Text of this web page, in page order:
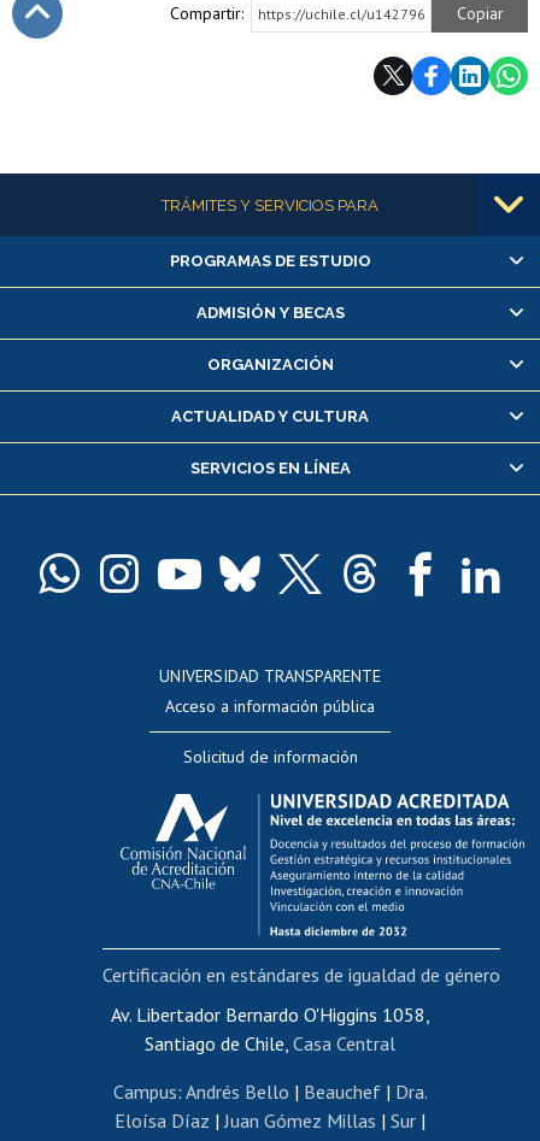
Compartir: https://uchile.cl/u142796 Copiar
Más informaciónTRÁMITES Y SERVICIOS PARA
Alumnas/os y exalumnas/os
Matrícula en línea
Inscripción y cambio de asignaturas
Consulta y certificado de notas
Servicio médico y dental
Pago de arancel y crédito alumnos
Docentes
Evaluación docente
Calificación académica
Postulación al AUCAI
Funcionarias/os
Cursos internos de capacitación
Bienestar del personal
Portal de movilidad interna
Certificado de renta
Certificado de renta honorarios
Editar páginas blancas
PROGRAMAS DE ESTUDIO
ADMISIÓN Y BECAS
ORGANIZACIÓN
ACTUALIDAD Y CULTURA
SERVICIOS EN LÍNEA
UNIVERSIDAD TRANSPARENTE
Acceso a información pública
Solicitud de información
Av. Libertador Bernardo O'Higgins 1058,
Santiago de Chile, Casa Central
Campus: Andrés Bello | Beauchef| Dra.
Eloísa Díaz |Juan Gómez Millas | Sur |
Certificación en estándares de igualdad de género